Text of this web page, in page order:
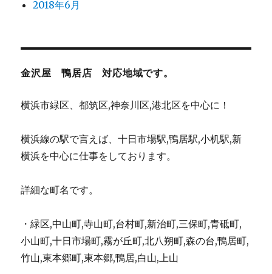
2018年6月
金沢屋 鴨居店 対応地域です。
横浜市緑区、都筑区,神奈川区,港北区を中心に！
横浜線の駅で言えば、十日市場駅,鴨居駅,小机駅,新
横浜を中心に仕事をしております。
詳細な町名です。
・緑区,中山町,寺山町,台村町,新治町,三保町,青砥町,
小山町,十日市場町,霧が丘町,北八朔町,森の台,鴨居町,
竹山,東本郷町,東本郷,鴨居,白山,上山